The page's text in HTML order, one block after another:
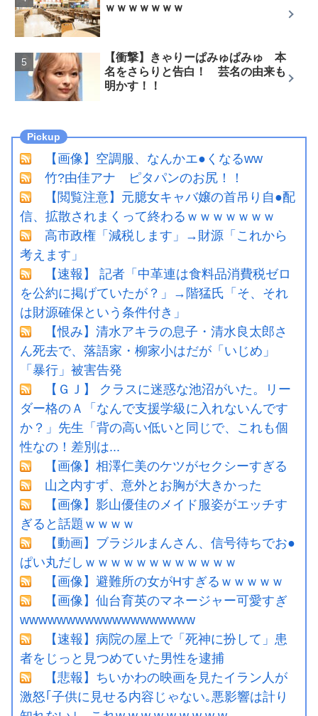
ｗｗｗｗｗｗｗ
【衝撃】きゃりーぱみゅぱみゅ 本
名をさらりと告白！ 芸名の由来も
明かす！！
【画像】空調服、なんかエ●くなるww
竹?由佳アナ ピタパンのお尻！！
【閲覧注意】元臆女キャバ嬢の首吊り自●配
信、拡散されまくって終わるｗｗｗｗｗｗｗ
高市政権「減税します」→財源「これから
考えます」
【速報】 記者「中革連は食料品消費税ゼロ
を公約に掲げていたが？」→階猛氏「そ、それ
は財源確保という条件付き」
【恨み】清水アキラの息子・清水良太郎さ
ん死去で、落語家・柳家小はだが「いじめ」
「暴行」被害告発
【ＧＪ】 クラスに迷惑な池沼がいた。リー
ダー格のＡ「なんで支援学級に入れないんです
か？」先生「背の高い低いと同じで、これも個
性なの！差別は...
【画像】相澤仁美のケツがセクシーすぎる
山之内すず、意外とお胸が大きかった
【画像】影山優佳のメイド服姿がエッチす
ぎると話題ｗｗｗｗ
【動画】ブラジルまんさん、信号待ちでお●
ぱい丸だしｗｗｗｗｗｗｗｗｗｗｗｗ
【画像】避難所の女がHすぎるｗｗｗｗｗ
【画像】仙台育英のマネージャー可愛すぎ
wwwwwwwwwwwwwwwwwww
【速報】病院の屋上で「死神に扮して」患
者をじっと見つめていた男性を逮捕
【悲報】ちいかわの映画を見たイラン人が
激怒｢子供に見せる内容じゃない｡悪影響は計り